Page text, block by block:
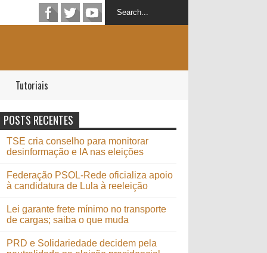
Tutoriais
POSTS RECENTES
TSE cria conselho para monitorar
desinformação e IA nas eleições
Federação PSOL-Rede oficializa apoio
à candidatura de Lula à reeleição
Lei garante frete mínimo no transporte
de cargas; saiba o que muda
PRD e Solidariedade decidem pela